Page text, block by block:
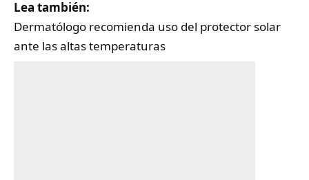
Lea también:
Dermatólogo recomienda uso del protector solar
ante las altas temperaturas